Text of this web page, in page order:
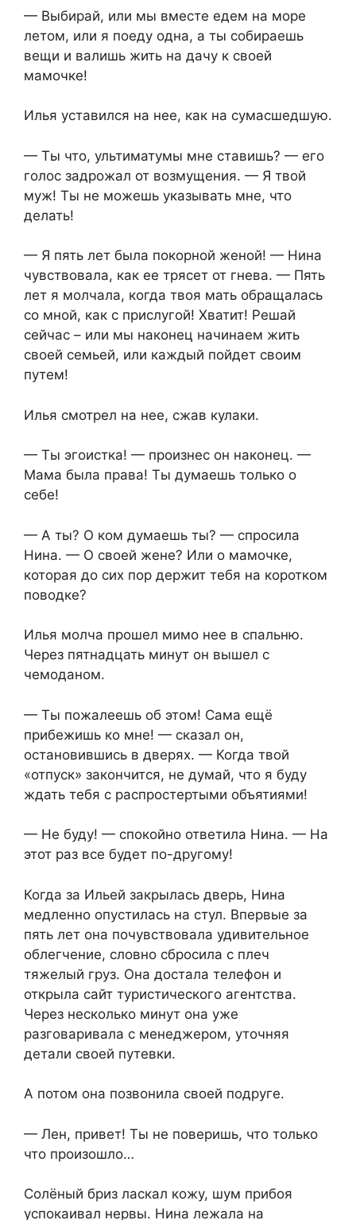
— Выбирай, или мы вместе едем на море
летом, или я поеду одна, а ты собираешь
вещи и валишь жить на дачу к своей
мамочке!
Илья уставился на нее, как на сумасшедшую.
— Ты что, ультиматумы мне ставишь? — его
голос задрожал от возмущения. — Я твой
муж! Ты не можешь указывать мне, что
делать!
— Я пять лет была покорной женой! — Нина
чувствовала, как ее трясет от гнева. — Пять
лет я молчала, когда твоя мать обращалась
со мной, как с прислугой! Хватит! Решай
сейчас – или мы наконец начинаем жить
своей семьей, или каждый пойдет своим
путем!
Илья смотрел на нее, сжав кулаки.
— Ты эгоистка! — произнес он наконец. —
Мама была права! Ты думаешь только о
себе!
— А ты? О ком думаешь ты? — спросила
Нина. — О своей жене? Или о мамочке,
которая до сих пор держит тебя на коротком
поводке?
Илья молча прошел мимо нее в спальню.
Через пятнадцать минут он вышел с
чемоданом.
— Ты пожалеешь об этом! Сама ещё
прибежишь ко мне! — сказал он,
остановившись в дверях. — Когда твой
«отпуск» закончится, не думай, что я буду
ждать тебя с распростертыми объятиями!
— Не буду! — спокойно ответила Нина. — На
этот раз все будет по-другому!
Когда за Ильей закрылась дверь, Нина
медленно опустилась на стул. Впервые за
пять лет она почувствовала удивительное
облегчение, словно сбросила с плеч
тяжелый груз. Она достала телефон и
открыла сайт туристического агентства.
Через несколько минут она уже
разговаривала с менеджером, уточняя
детали своей путевки.
А потом она позвонила своей подруге.
— Лен, привет! Ты не поверишь, что только
что произошло…
Солёный бриз ласкал кожу, шум прибоя
успокаивал нервы. Нина лежала на